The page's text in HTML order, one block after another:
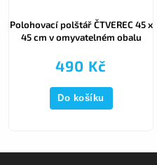
Polohovací polštář ČTVEREC 45 x
45 cm v omyvatelném obalu
490 Kč
Do košíku